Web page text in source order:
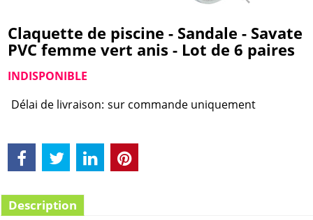
Claquette de piscine - Sandale - Savate
PVC femme vert anis - Lot de 6 paires
INDISPONIBLE
Délai de livraison: sur commande uniquement
Description